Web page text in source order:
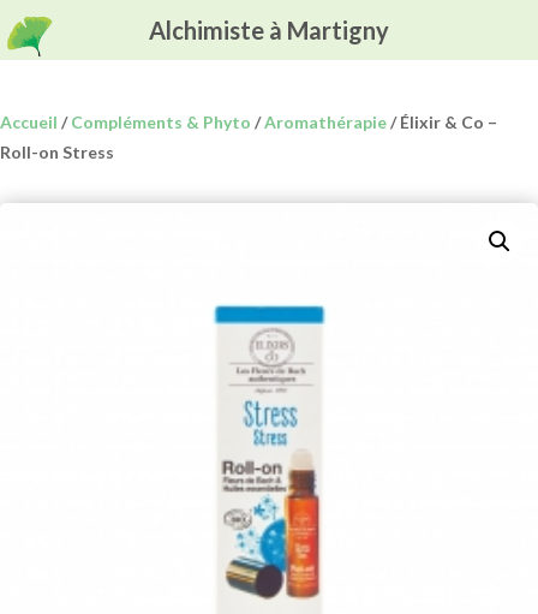
Accueil /Compléments & Phyto /Aromathérapie/ Élixir & Co –
Roll-on Stress
Alchimiste à Martigny